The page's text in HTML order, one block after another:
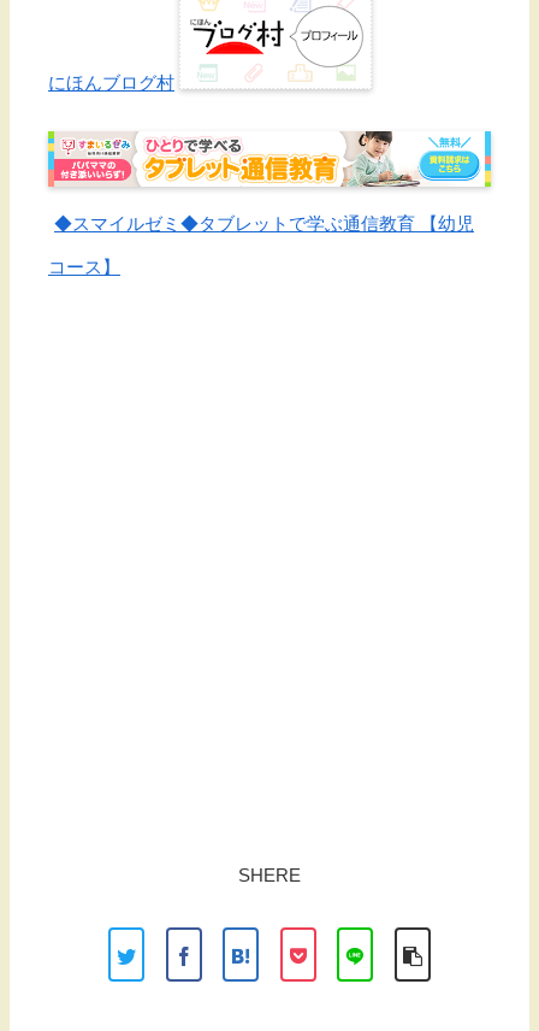
にほんブログ村
◆スマイルゼミ◆タブレットで学ぶ通信教育 【幼児
コース】
SHERE